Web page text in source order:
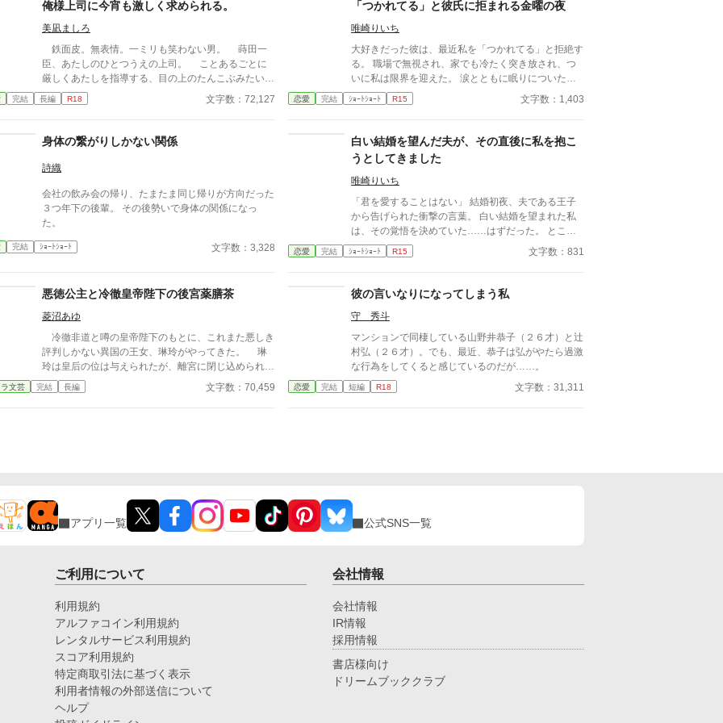
普通じゃない。 「掃除だけじゃダメだろ？ ご主人
様の癒しも、メイドの大事な仕事だろ？」 手を握ら
れるたび、耳元で囁かれるたび、心臓がバクバクす
る。 なのに、ひなたの体はどんどん反応してしまっ
かれていくひなた。 だけど、彼にはまだ知られてい
い。 恋と欲望が交差する、ちょっぴり危険な主従ラ
ブストーリー。
俺様上司に今宵も激しく求められる。
美凪ましろ
鉄面皮。無表情。一ミリも笑わない男。 蒔田一
臣、あたしのひとつうえの上司。 ことあるごとに
厳しくあたしを指導する、目の上のたんこぶみたいな
男――だったはずが。 「おまえの顔、えっろい」
神様仏様どうしてあたしはこの男に今宵も激しく愛し
系企業で懸命に働く新卒女子×厳しめの俺様男子との
恋物語。 ＊＊2026.01.02start～2026.01.17end＊＊
◆エブリスタ様にも掲載。人気沸騰中です！ https://e
完結 長編 R18 文字数：72,127
「つかれてる」と彼氏に拒まれる金曜の夜
唯崎りいち
大好きだった彼は、最近私を「つかれてる」と拒絶す
る。 職場で無視され、家でも冷たく突き放され、つ
いに私は限界を迎えた。 涙とともに眠りについた、
ある金曜日の夜。 変わり果てた二人の関係は、予想
もしない結末を迎える。
恋愛 完結 ｼｮｰﾄｼｮｰﾄ R15 文字数：1,403
身体の繋がりしかない関係
詩織
会社の飲み会の帰り、たまたま同じ帰りが方向だった
３つ年下の後輩。 その後勢いで身体の関係になっ
た。
完結 ｼｮｰﾄｼｮｰﾄ 文字数：3,328
白い結婚を望んだ夫が、その直後に私を抱こ
うとしてきました
唯崎りいち
「君を愛することはない」 結婚初夜、夫である王子
から告げられた衝撃の言葉。 白い結婚を望まれた私
は、その覚悟を決めていた……はずだった。 ところ
が次の瞬間、王子は私を抱こうとしてくる。 「待っ
てください！ あなた、私を愛さないと言いましたよ
け求めるのか。 問い詰める私に、王子は驚きの秘密
を明かす。 「興奮しすぎると、僕の心臓が止まるか
もしれないんだ」 ……それ、絶対に我慢しなきゃい
けないやつでは！？ 愛されない花嫁になるはずが、
なぜか命がけで溺愛されることになりました。 転生
者令嬢と、恋心をこじらせた王子の勘違いラブコメデ
恋愛 完結 ｼｮｰﾄｼｮｰﾄ R15 文字数：831
悪徳公主と冷徹皇帝陛下の後宮薬膳茶
菱沼あゆ
冷徹非道と噂の皇帝陛下のもとに、これまた悪しき
評判しかない異国の王女、琳玲がやってきた。 琳
玲は皇后の位は与えられたが、離宮に閉じ込められ
る。 それぞれの思惑がある離宮の女官や侍女たち
は、怪しい薬草で皇帝陛下たちを翻弄する琳玲を観察
文芸 完結 長編 文字数：70,459
彼の言いなりになってしまう私
守 秀斗
マンションで同棲している山野井恭子（２６才）と辻
村弘（２６才）。でも、最近、恭子は弘がやたら過激
な行為をしてくると感じているのだが……。
恋愛 完結 短編 R18 文字数：31,311
アプリ一覧 公式SNS一覧
ご利用について
利用規約
アルファコイン利用規約
レンタルサービス利用規約
スコア利用規約
特定商取引法に基づく表示
利用者情報の外部送信について
ヘルプ
会社情報
会社情報
IR情報
採用情報
書店様向け
ドリームブッククラブ